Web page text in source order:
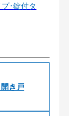
･錠付タ
き戸